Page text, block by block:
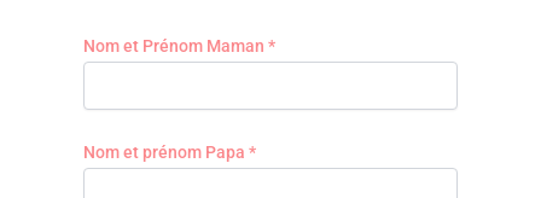
Nom et Prénom Maman *
Nom et prénom Papa *